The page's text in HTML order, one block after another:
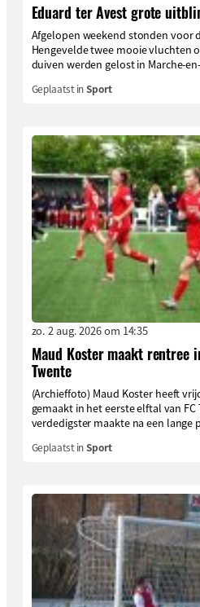
Eduard ter Avest grote
Afgelopen weekend stonden voor
Hengevelde twee mooie vluchten
duiven werden gelost in Marche-
Geplaatst inSport
zo. 2 aug. 2026 om 14:35
Maud Koster maakt rentree
Twente
(Archieffoto) Maud Koster heeft
gemaakt in het eerste elftal van
verdedigster maakte na een lange
Geplaatst inSport